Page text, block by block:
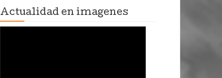
Actualidad en imagenes